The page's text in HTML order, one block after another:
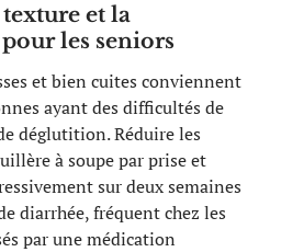
et la
les seniors
et bien cuites conviennent
ayant des difficultés de
déglutition. Réduire les
à soupe par prise et
sur deux semaines
diarrhée, fréquent chez les
par une médication